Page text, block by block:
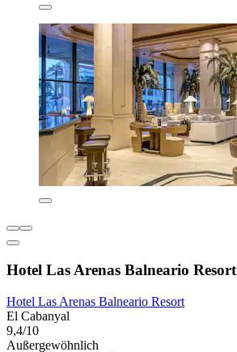
Hotel Las Arenas Balneario Resort
Hotel Las Arenas Balneario Resort
El Cabanyal
9,4/10
Außergewöhnlich